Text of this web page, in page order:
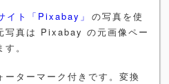
イト「Pixabay」 の写真を使
写真は Pixabay の元画像ペー
。
ターマーク付きです。変換